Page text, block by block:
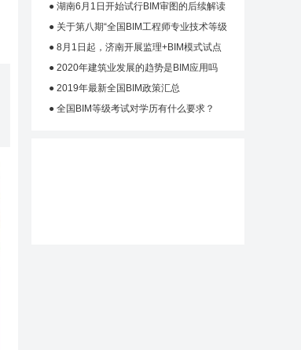
● 湖南6月1日开始试行BIM审图的后续解读
● 关于第八期“全国BIM工程师专业技术等级
● 8月1日起，济南开展监理+BIM模式试点
● 2020年建筑业发展的趋势是BIM应用吗
● 2019年最新全国BIM政策汇总
● 全国BIM等级考试对学历有什么要求？